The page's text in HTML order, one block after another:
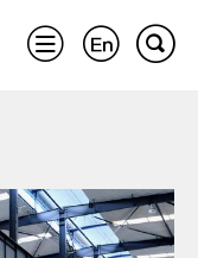
  